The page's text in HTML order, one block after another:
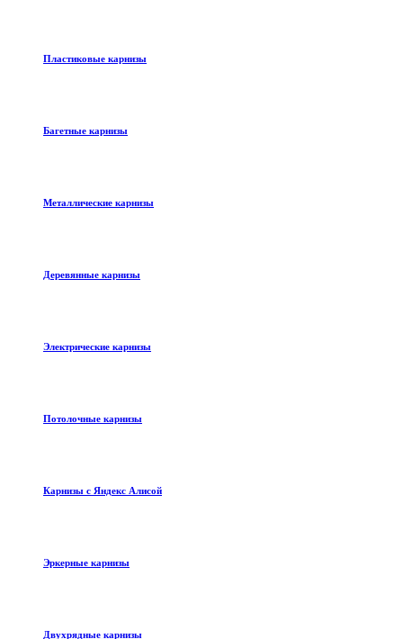
Пластиковые карнизы
Багетные карнизы
Металлические карнизы
Деревянные карнизы
Электрические карнизы
Потолочные карнизы
Карнизы с Яндекс Алисой
Эркерные карнизы
Двухрядные карнизы